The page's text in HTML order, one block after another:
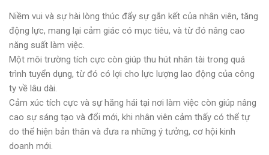
Niềm vui và sự hài lòng thúc đẩy sự gắn kết của nhân viên, tăng
động lực, mang lại cảm giác có mục tiêu, và từ đó nâng cao
năng suất làm việc.
Một môi trường tích cực còn giúp thu hút nhân tài trong quá
trình tuyển dụng, từ đó có lợi cho lực lượng lao động của công
ty về lâu dài.
Cảm xúc tích cực và sự hăng hái tại nơi làm việc còn giúp nâng
cao sự sáng tạo và đổi mới, khi nhân viên cảm thấy có thể tự
do thể hiện bản thân và đưa ra những ý tưởng, cơ hội kinh
doanh mới.